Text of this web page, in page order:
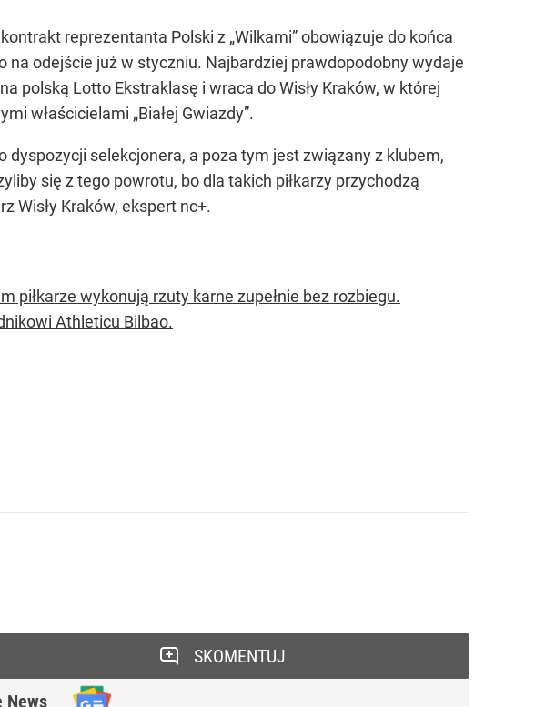
reprezentanta Polski z „Wilkami” obowiązuje do końca
na odejście już w styczniu. Najbardziej prawdopodobny wydaje
polską Lotto Ekstraklasę i wraca do Wisły Kraków, w której
właścicielami „Białej Gwiazdy”.
dyspozycji selekcjonera, a poza tym jest związany z klubem,
się z tego powrotu, bo dla takich piłkarzy przychodzą
Wisły Kraków, ekspert nc+.
piłkarze wykonują rzuty karne zupełnie bez rozbiegu.
Athleticu Bilbao.
News
SKOMENTUJ